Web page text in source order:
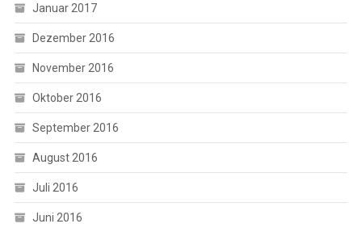
Januar 2017
Dezember 2016
November 2016
Oktober 2016
September 2016
August 2016
Juli 2016
Juni 2016